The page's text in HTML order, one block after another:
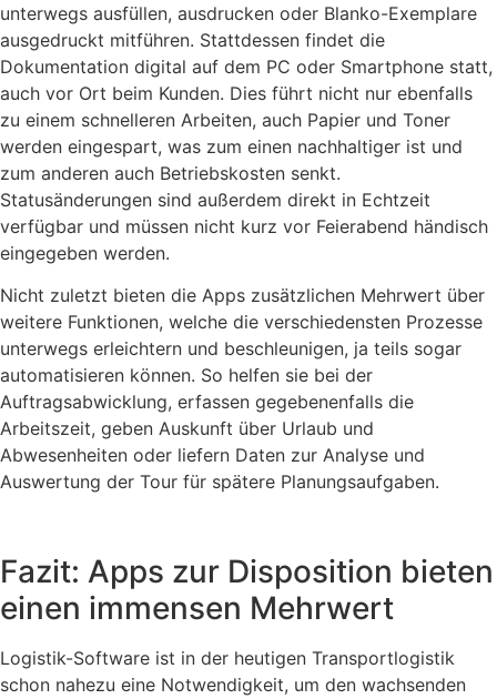
unterwegs ausfüllen, ausdrucken oder Blanko-Exemplare
ausgedruckt mitführen. Stattdessen findet die
Dokumentation digital auf dem PC oder Smartphone statt,
auch vor Ort beim Kunden. Dies führt nicht nur ebenfalls
zu einem schnelleren Arbeiten, auch Papier und Toner
werden eingespart, was zum einen nachhaltiger ist und
zum anderen auch Betriebskosten senkt.
Statusänderungen sind außerdem direkt in Echtzeit
verfügbar und müssen nicht kurz vor Feierabend händisch
eingegeben werden.
Nicht zuletzt bieten die Apps zusätzlichen Mehrwert über
weitere Funktionen, welche die verschiedensten Prozesse
unterwegs erleichtern und beschleunigen, ja teils sogar
automatisieren können. So helfen sie bei der
Auftragsabwicklung, erfassen gegebenenfalls die
Arbeitszeit, geben Auskunft über Urlaub und
Abwesenheiten oder liefern Daten zur Analyse und
Auswertung der Tour für spätere Planungsaufgaben.
Fazit: Apps zur Disposition bieten
einen immensen Mehrwert
Logistik-Software ist in der heutigen Transportlogistik
schon nahezu eine Notwendigkeit, um den wachsenden